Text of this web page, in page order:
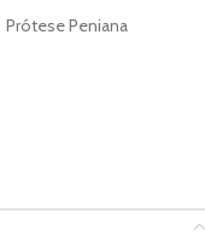
Prótese Peniana